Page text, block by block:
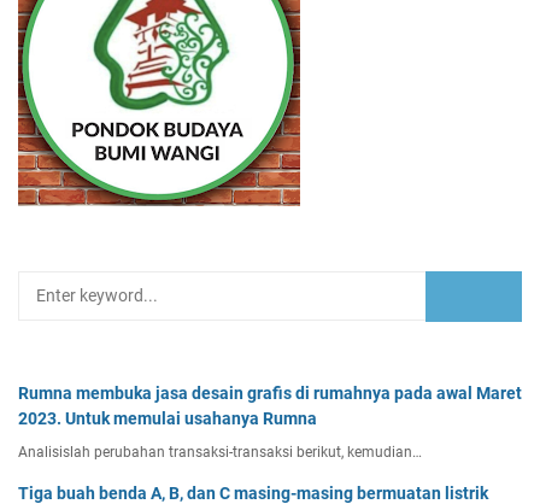
Rumna membuka jasa desain grafis di rumahnya pada awal Maret
2023. Untuk memulai usahanya Rumna
Analisislah perubahan transaksi-transaksi berikut, kemudian…
Tiga buah benda A, B, dan C masing-masing bermuatan listrik